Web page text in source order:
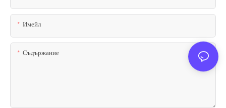
Имейл
Съдържание